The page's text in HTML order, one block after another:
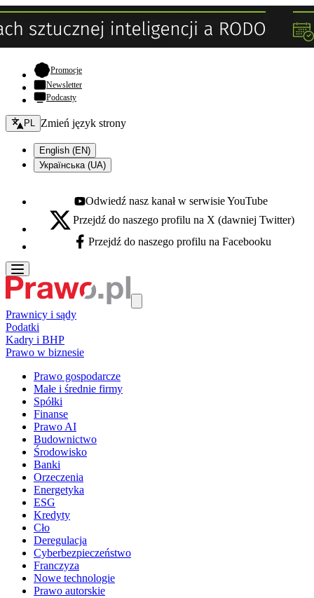
Promocje- otwiera się w nowej karcie
Newsletter
Podcasty
Zmień język - bieżący:
PL Zmień język strony
English (EN)
Українська (UA)
Youtube - otwiera się w nowej karcie
Odwiedź nasz kanał w serwisie YouTube
X - otwiera się w nowej karcie
Przejdź do naszego profilu na X (dawniej Twitter)
Facebook - otwiera się w nowej karcie
Przejdź do naszego profilu na Facebooku
Prawnicy i sądy
Podatki
Kadry i BHP
Prawo w biznesie
Prawo gospodarcze
Małe i średnie firmy
Spółki
Finanse
Prawo AI
Budownictwo
Środowisko
Banki
Orzeczenia
Energetyka
ESG
Kredyty
Cło
Deregulacja
Cyberbezpieczeństwo
Franczyza
Nowe technologie
Prawo autorskie